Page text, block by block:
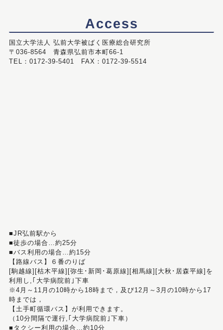
Access
国立大学法人 弘前大学被ばく医療総合研究所
〒036-8564 青森県弘前市本町66-1
TEL：0172-39-5401 FAX：0172-39-5514
■JR弘前駅から
■徒歩の場合…約25分
■バス利用の場合…約15分
【路線バス】６番のりば
[駒越線][枯木平線][弥生･新岡･葛原線][相馬線][大秋･居森平線]を
利用し,｢大学病院前｣下車
※4月～11月の10時から18時まで，及び12月～3月の10時から17
時までは，
【土手町循環バス】が利用できます。
（10分間隔で運行,｢大学病院前｣下車）
■タクシー利用の場合…約10分